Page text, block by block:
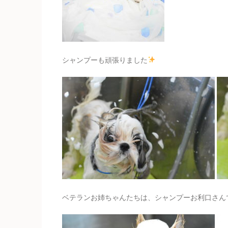
シャンプーも頑張りました
ベテランお姉ちゃんたちは、シャンプーお利口さん